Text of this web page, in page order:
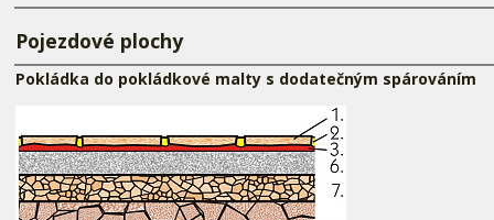
Pojezdové plochy
Pokládka do pokládkové malty s dodatečným spárováním